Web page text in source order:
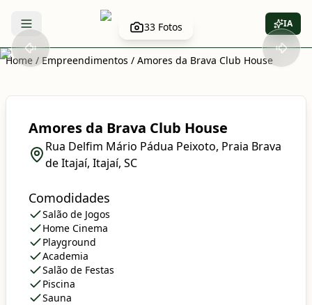
Abrir menu IA
33 Fotos
Home / Empreendimentos / Amores da Brava Club House
Amores da Brava Club House
Rua Delfim Mário Pádua Peixoto, Praia Brava
de Itajaí, Itajaí, SC
Comodidades
Salão de Jogos
Home Cinema
Playground
Academia
Salão de Festas
Piscina
Sauna